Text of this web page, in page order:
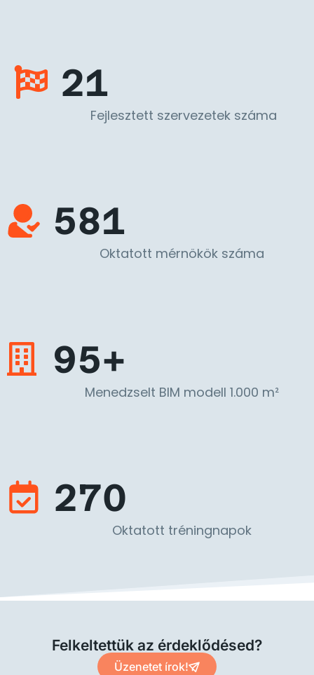
21
Fejlesztett szervezetek száma
581
Oktatott mérnökök száma
95+
Menedzselt BIM modell 1.000 m²
270
Oktatott tréningnapok
Üzenetet írok!
Felkeltettük az érdeklődésed?